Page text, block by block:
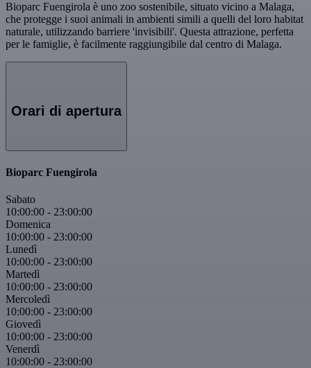
Bioparc Fuengirola è uno zoo sostenibile, situato vicino a Malaga,
che protegge i suoi animali in ambienti simili a quelli del loro habitat
naturale, utilizzando barriere 'invisibili'. Questa attrazione, perfetta
per le famiglie, è facilmente raggiungibile dal centro di Malaga.
Orari di apertura
Bioparc Fuengirola
Sabato
10:00:00 - 23:00:00
Domenica
10:00:00 - 23:00:00
Lunedì
10:00:00 - 23:00:00
Martedì
10:00:00 - 23:00:00
Mercoledì
10:00:00 - 23:00:00
Giovedì
10:00:00 - 23:00:00
Venerdì
10:00:00 - 23:00:00